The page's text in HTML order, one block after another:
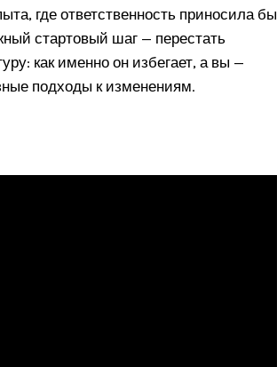
где ответственность приносила бы
стартовый шаг — перестать
как именно он избегает, а вы —
подходы к изменениям.